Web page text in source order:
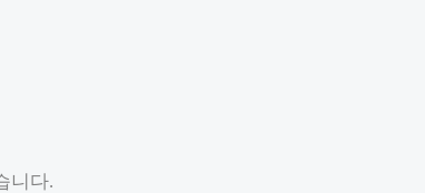
니다.